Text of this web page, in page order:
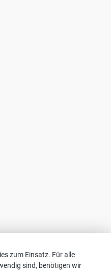
zum Einsatz. Für alle
sind, benötigen wir